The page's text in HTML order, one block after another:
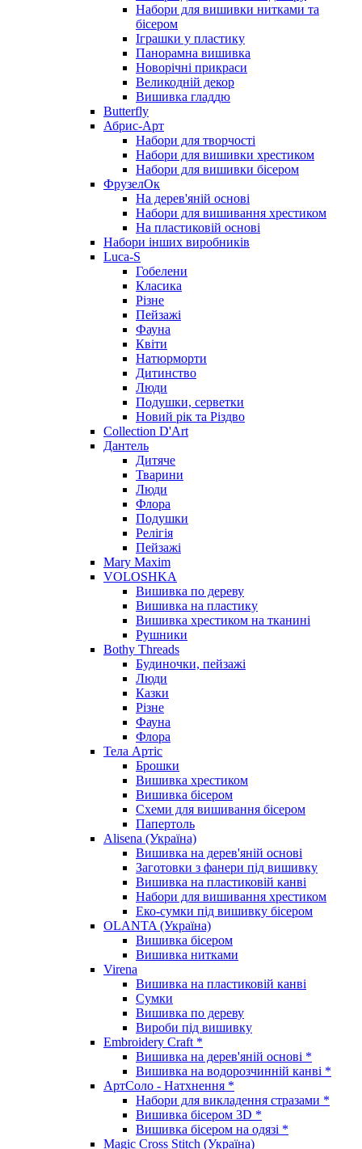
Набори для вишивки нитками та
бісером
Іграшки у пластику
Панорамна вишивка
Новорічні прикраси
Великодній декор
Вишивка гладдю
Butterfly
Абрис-Арт
Набори для творчості
Набори для вишивки хрестиком
Набори для вишивки бісером
ФрузелОк
На дерев'яній основі
Набори для вишивання хрестиком
На пластиковій основі
Набори інших виробників
Luca-S
Гобелени
Класика
Різне
Пейзажі
Фауна
Квіти
Натюрморти
Дитинство
Люди
Подушки, серветки
Новий рік та Різдво
Collection D'Art
Дантель
Дитяче
Тварини
Люди
Флора
Подушки
Релігія
Пейзажі
Mary Maxim
VOLOSHKA
Вишивка по дереву
Вишивка на пластику
Вишивка хрестиком на тканині
Рушники
Bothy Threads
Будиночки, пейзажі
Люди
Казки
Різне
Фауна
Флора
Тела Артіс
Брошки
Вишивка хрестиком
Вишивка бісером
Схеми для вишивання бісером
Папертоль
Alisena (Україна)
Вишивка на дерев'яній основі
Заготовки з фанери під вишивку
Вишивка на пластиковій канві
Набори для вишивання хрестиком
Еко-сумки під вишивку бісером
OLANTA (Україна)
Вишивка бісером
Вишивка нитками
Virena
Вишивка на пластиковій канві
Сумки
Вишивка по дереву
Вироби під вишивку
Embroidery Craft *
Вишивка на дерев'яній основі *
Вишивка на водорозчинній канві *
АртСоло - Натхнення *
Набори для викладення стразами *
Вишивка бісером 3D *
Вишивка бісером на одязі *
Magic Cross Stitch (Україна)